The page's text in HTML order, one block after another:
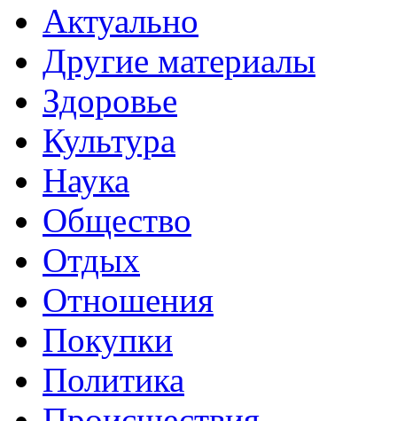
Актуально
Другие материалы
Здоровье
Культура
Наука
Общество
Отдых
Отношения
Покупки
Политика